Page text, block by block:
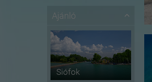
Ajánló
Siófok